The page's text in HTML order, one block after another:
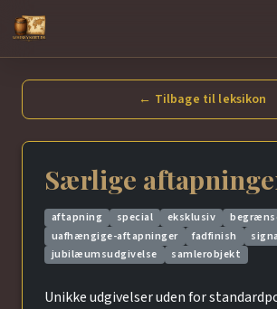
← Tilbage til leksikon
Særlige
aftapning special eksklusiv
uafhængige-aftapninger
fadfinish
jubilæumsudgivelse
samlerobjekt
Unikke udgivelser uden for